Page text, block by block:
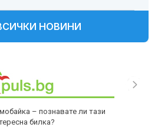
НОВИНИ
– познавате ли тази
билка?